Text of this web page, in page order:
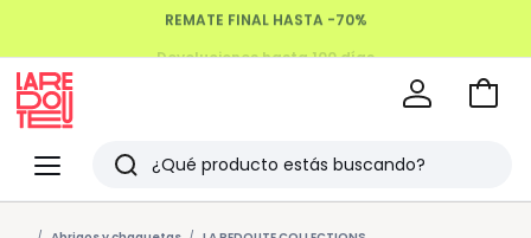
Devoluciones hasta 100 días
Menu
Redoute
Buscar
Últimos
Ir